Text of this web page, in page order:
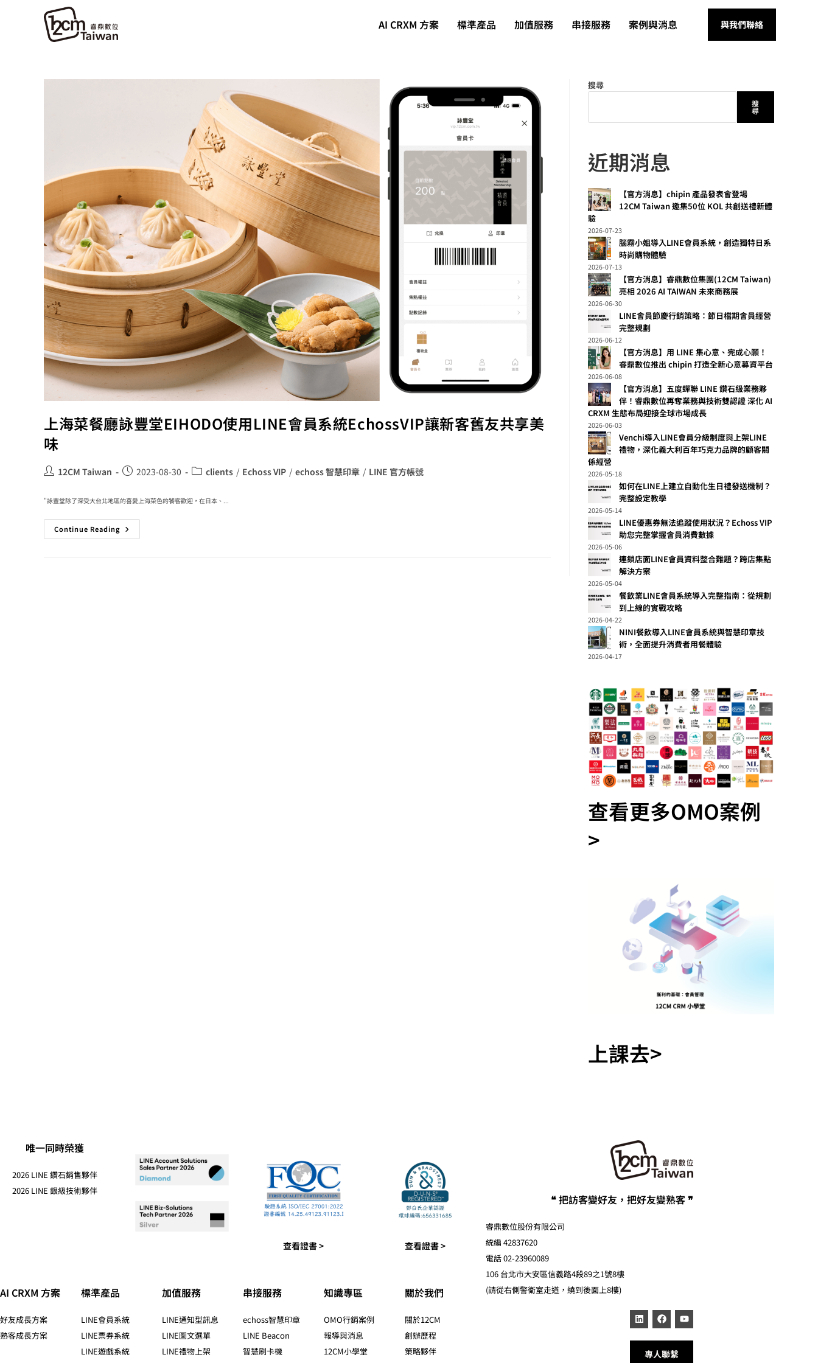
AI CRXM 方案 標準產品 加值服務 串接服務 案例與消息 與我們聯絡
上海菜餐廳詠豐堂EIHODO使用LINE會員系統EchossVIP讓新客舊友共享美
味
12CM Taiwan 2023-08-30 clients / Echoss VIP / echoss 智慧印章 / LINE 官方帳號
"詠豐堂除了深受大台北地區的喜愛上海菜色的饕客歡迎，在日本、...
Continue Reading
搜尋
搜
尋
近期消息
【官方消息】chipin 產品發表會登場
12CM Taiwan 邀集50位 KOL 共創送禮新體
驗
2026-07-23
腦霧小姐導入LINE會員系統，創造獨特日系
時尚購物體驗
2026-07-13
【官方消息】睿鼎數位集團(12CM Taiwan)
亮相 2026 AI TAIWAN 未來商務展
2026-06-30
LINE會員節慶行銷策略：節日檔期會員經營
完整規劃
2026-06-12
【官方消息】用 LINE 集心意、完成心願！
睿鼎數位推出 chipin 打造全新心意募資平台
2026-06-08
【官方消息】五度蟬聯 LINE 鑽石級業務夥
伴！睿鼎數位再奪業務與技術雙認證 深化 AI
CRXM 生態布局迎接全球市場成長
2026-06-03
Venchi導入LINE會員分級制度與上架LINE
禮物，深化義大利百年巧克力品牌的顧客關
係經營
2026-05-18
如何在LINE上建立自動化生日禮發送機制？
完整設定教學
2026-05-14
LINE優惠券無法追蹤使用狀況？Echoss VIP
助您完整掌握會員消費數據
2026-05-06
連鎖店面LINE會員資料整合難題？跨店集點
解決方案
2026-05-04
餐飲業LINE會員系統導入完整指南：從規劃
到上線的實戰攻略
2026-04-22
NINI餐飲導入LINE會員系統與智慧印章技
術，全面提升消費者用餐體驗
2026-04-17
查看更多OMO案例
>
上課去>
唯一同時榮獲
2026 LINE 鑽石銷售夥伴
2026 LINE 銀級技術夥伴
查看證書 > 查看證書 >
AI CRXM 方案
好友成長方案
熟客成長方案
標準產品​
LINE會員系統
LINE票券系統
LINE遊戲系統
加值服務​
LINE通知型訊息
LINE圖文選單
LINE禮物上架
串接服務
echoss智慧印章
LINE Beacon
智慧刷卡機
知識專區​
OMO行銷案例
報導與消息
12CM小學堂
關於我們​
關於12CM
創辦歷程
策略夥伴
❝ 把訪客變好友，把好友變熟客 ❞
睿鼎數位股份有限公司
統編 42837620
電話 02-23960089
106 台北市大安區信義路4段89之1號8樓
(請從右側警衛室走道，繞到後面上8樓)
專人聯繫